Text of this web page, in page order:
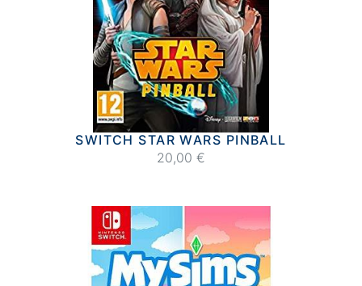
SWITCH STAR WARS PINBALL
20,00 €